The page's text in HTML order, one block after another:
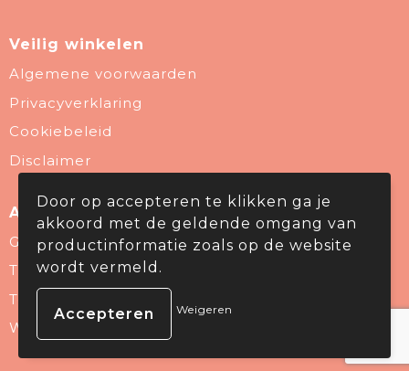
Veilig winkelen
Algemene voorwaarden
Privacyverklaring
Cookiebeleid
Disclaimer
Aanbevolen categorieën
Give Aways
Thema & Branche
Technologie & gadgets
Wellness
Door op accepteren te klikken ga je
akkoord met de geldende omgang van
productinformatie zoals op de website
wordt vermeld.
Weigeren